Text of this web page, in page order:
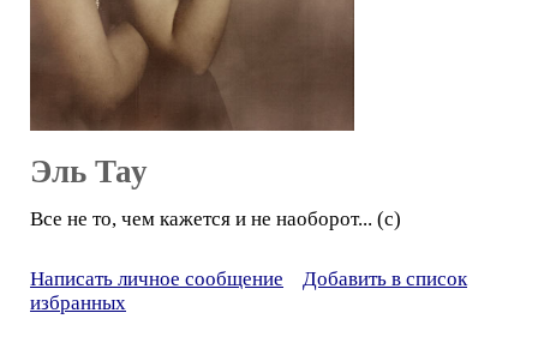
Эль Тау
Все не то, чем кажется и не наоборот... (с)
Написать личное сообщение
Добавить в список
избранных